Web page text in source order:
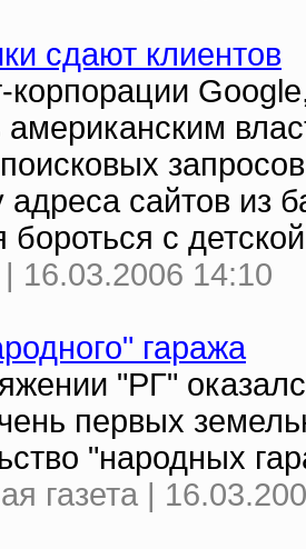
сдают клиентов
корпорации
американским
адреса сайтов из
бороться с
| 16.03.2006 14:10
гаража
"РГ"
первых
"народных
газета |